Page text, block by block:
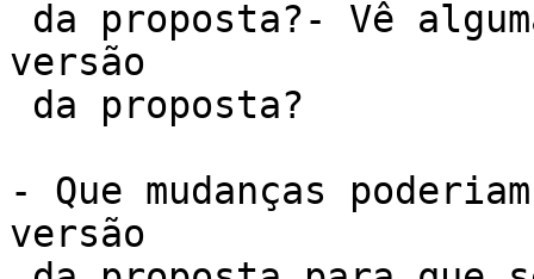
versão
- Que mudanças
versão